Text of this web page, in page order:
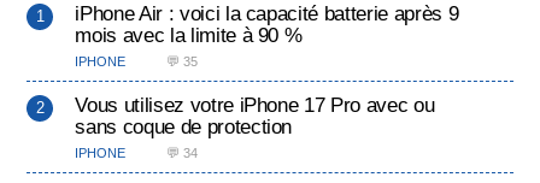
iPhone Air : voici la capacité batterie après 9
mois avec la limite à 90 %
IPHONE 💬 35
Vous utilisez votre iPhone 17 Pro avec ou
sans coque de protection
IPHONE 💬 34